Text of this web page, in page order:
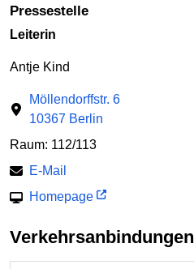
Pressestelle
Leiterin
Antje Kind
Möllendorffstr. 6
10367 Berlin
Raum: 112/113
E-Mail
Homepage
Verkehrsanbindungen